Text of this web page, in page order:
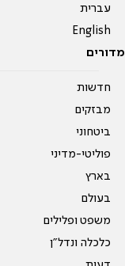
עברית
English
מדורים
חדשות
מבזקים
ביטחוני
פוליטי-מדיני
בארץ
בעולם
משפט ופלילים
כלכלה ונדל"ן